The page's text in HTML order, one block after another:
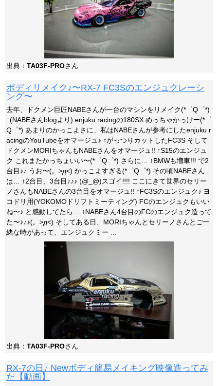
出典： TA03F-PROさん
ボディリメイク♪〜RX-7 FC3Sのエンジュクレーシ
ング〜
去年、ドクメン巨匠NABEさんが一台のマシンをリメイク(*゜Q゜*)
↑(NABEさんblogより) enjuku racingの180SX めっちゃかっけー(*゜
Q゜*) あまりのかっこよさに、私はNABEさんが参考にしたenjuku r
acingのYouTubeをオマージュ♪ ↑がっつりカットしたFC3S そして
ドクメンMORIちゃんもNABEさんをオマージュ!! ↑S15のエンジュ
ク これまたかっちょいい〜(*゜Q゜*) さらに… ↑BMWも増車!!! で2
台目♪♪ うお〜(。>д<) かっこよすぎる(*゜Q゜*) その頃NABEさん
は… ↑2台目、3台目♪♪♪ (@_@)スゴイ!!!! ここにきて世界のセリー
ノさんもNABEさんの3台目をオマージュ!! ↑FC3Sのエンジュク♪ ヨ
コドリ用(YOKOMOドリフトミーティング) FCのエンジュクもいい
ね〜♪ と感動してたら… ↑NABEさん4台目のFCのエンジュク造って
た〜♪♪♪(。>д<) そしてある日、MORIちゃんとセリーノさんとご一
緒な時があって、エンジュクミー ...
出典： TA03F-PROさん
RX-7の日♪ Newボディ簡易メイキング映像造ってみ
た【動画】